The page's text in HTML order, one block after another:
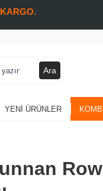
Ara
YENI ÜRÜNLER